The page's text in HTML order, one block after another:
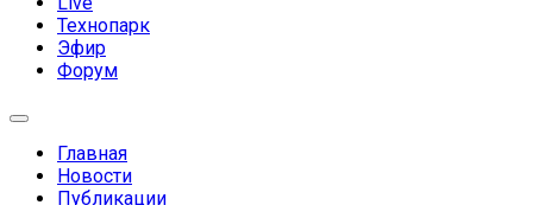
Технопарк
Эфир
Форум
Главная
Новости
Публикации